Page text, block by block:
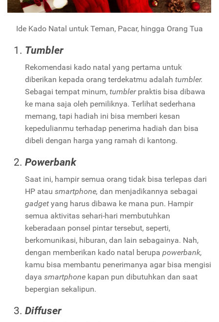
Ide Kado Natal untuk Teman, Pacar, hingga Orang Tua
Tumbler
Rekomendasi kado natal yang pertama untuk
diberikan kepada orang terdekatmu adalah tumbler.
Sebagai tempat minum, tumbler praktis bisa dibawa
ke mana saja oleh pemiliknya. Terlihat sederhana
memang, tapi hadiah ini bisa memberi kesan
kepedulianmu terhadap penerima hadiah dan bisa
dibeli dengan harga yang ramah di kantong.
Powerbank
Saat ini, hampir semua orang tidak bisa terlepas dari
HP atau smartphone, dan menjadikannya sebagai
gadget yang harus dibawa ke mana pun. Hampir
semua aktivitas sehari-hari membutuhkan
keberadaan ponsel pintar tersebut, seperti,
berkomunikasi, hiburan, dan lain sebagainya. Nah,
dengan memberikan kado natal berupa powerbank,
kamu bisa membantu penerimanya agar bisa mengisi
daya smartphone kapan pun dibutuhkan dan saat
bepergian sekalipun.
Diffuser